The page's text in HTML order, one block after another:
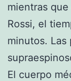
mientras
Rossi, el
minutos. Las
El cuerpo